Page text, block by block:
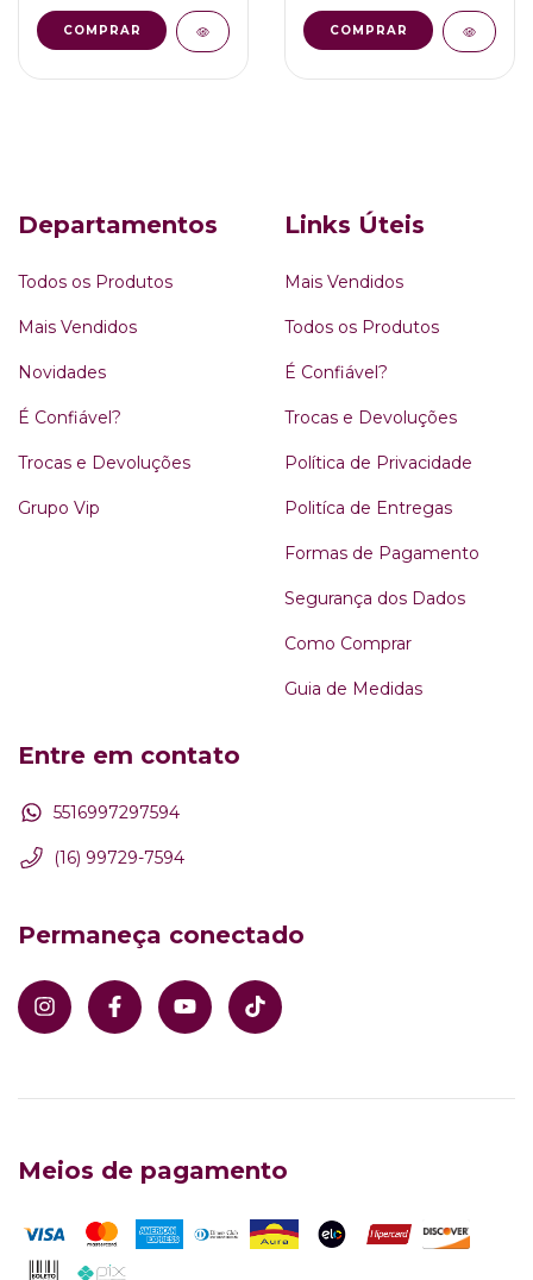
COMPRAR COMPRAR
Departamentos
Todos os Produtos
Mais Vendidos
Novidades
É Confiável?
Trocas e Devoluções
Grupo Vip
Links Úteis
Mais Vendidos
Todos os Produtos
É Confiável?
Trocas e Devoluções
Política de Privacidade
Politíca de Entregas
Formas de Pagamento
Segurança dos Dados
Como Comprar
Guia de Medidas
Entre em contato
5516997297594
(16) 99729-7594
Permaneça conectado
Meios de pagamento